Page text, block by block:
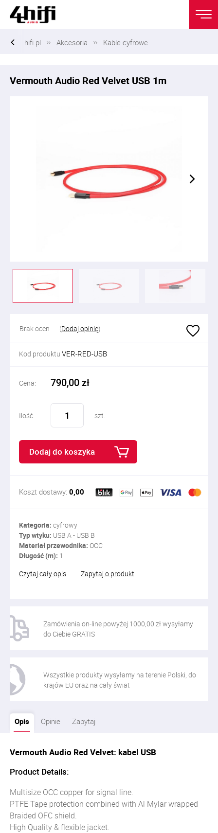
hifi.pl Akcesoria Kable cyfrowe
Vermouth Audio Red Velvet USB 1m
Brak ocen (Dodaj opinię)
Kod produktu VER-RED-USB
Cena: 790,00 zł
Ilość: szt.
Dodaj do koszyka
Koszt dostawy: 0,00
Kategoria: cyfrowy
Typ wtyku: USB A - USB B
Materiał przewodnika: OCC
Długość (m): 1
Czytaj cały opis
Zapytaj o produkt
Zamówienia on-line powyżej 1000,00 zł wysyłamy
do Ciebie GRATIS
Wszystkie produkty wysyłamy na terenie Polski, do
krajów EU oraz na cały świat
Opis Opinie Zapytaj
Vermouth Audio Red Velvet: kabel USB
Product Details:
Multisize OCC copper for signal line.
PTFE Tape protection combined with Al Mylar wrapped
Braided OFC shield.
High Quality & flexible jacket.